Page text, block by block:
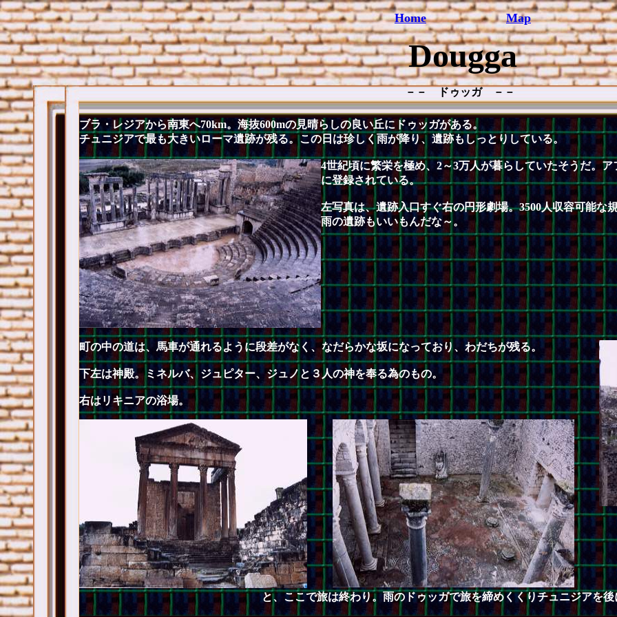
Home Map
Dougga
－－ ドゥッガ －－
ブラ・レジアから南東へ70km。海抜600mの見晴らしの良い丘にドゥッガがある。
チュニジアで最も大きいローマ遺跡が残る。この日は珍しく雨が降り、遺跡もしっとりしている。
4世紀頃に繁栄を極め、2～3万人が暮らしていたそうだ。
に登録されている。
左写真は、遺跡入口すぐ右の円形劇場。3500人収容可能な
雨の遺跡もいいもんだな～。
町の中の道は、馬車が通れるように段差がなく、なだらかな坂になっており、わだちが残る。
下左は神殿。ミネルバ、ジュピター、ジュノと３人の神を奉る為のもの。
右はリキニアの浴場。
と、ここで旅は終わり。雨のドゥッガで旅を締めくくりチュニジアを後